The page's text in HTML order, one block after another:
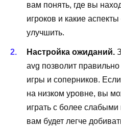
вам понять, где вы
игроков и какие
улучшить.
Настройка ожиданий.
avg позволит
игры и соперников.
на низком уровне, вы
играть с более
вам будет легче